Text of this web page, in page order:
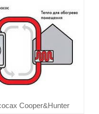
Cooper&Hunter